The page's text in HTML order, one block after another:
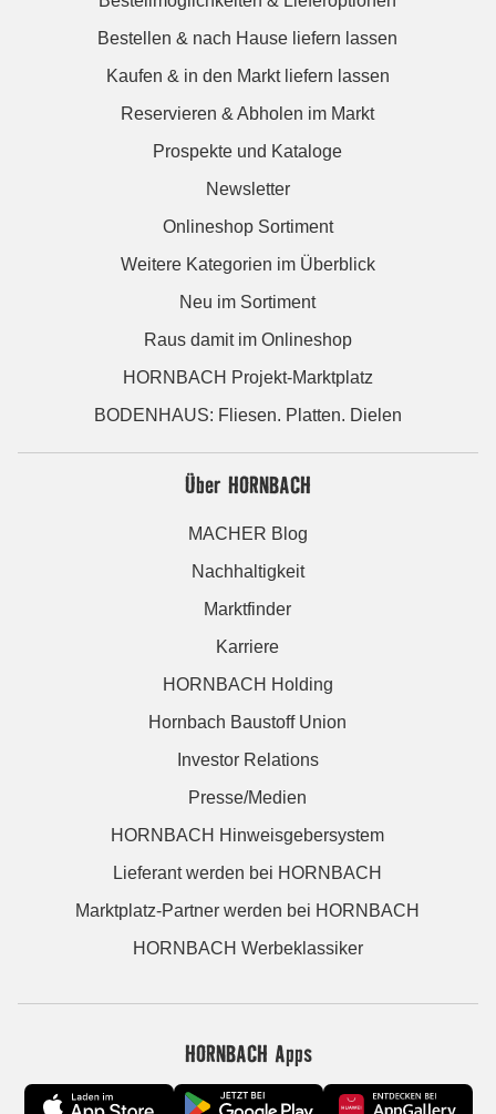
Bestellen & nach Hause liefern lassen
Kaufen & in den Markt liefern lassen
Reservieren & Abholen im Markt
Prospekte und Kataloge
Newsletter
Onlineshop Sortiment
Weitere Kategorien im Überblick
Neu im Sortiment
Raus damit im Onlineshop
HORNBACH Projekt-Marktplatz
BODENHAUS: Fliesen. Platten. Dielen
Über HORNBACH
MACHER Blog
Nachhaltigkeit
Marktfinder
Karriere
HORNBACH Holding
Hornbach Baustoff Union
Investor Relations
Presse/Medien
HORNBACH Hinweisgebersystem
Lieferant werden bei HORNBACH
Marktplatz-Partner werden bei HORNBACH
HORNBACH Werbeklassiker
HORNBACH Apps